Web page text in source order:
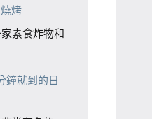
烤
素食炸物和
鐘就到的日